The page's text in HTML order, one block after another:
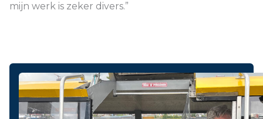
mijn werk is zeker divers.”